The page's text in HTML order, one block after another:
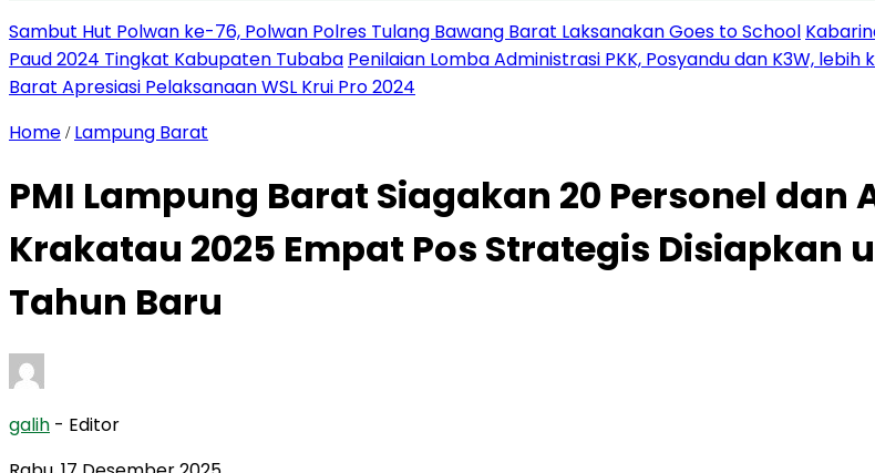
Sambut Hut Polwan ke-76, Polwan Polres Tulang Bawang Barat Laksanakan Goes to School
Paud 2024 Tingkat Kabupaten Tubaba Penilaian Lomba Administrasi PKK, Posyandu dan K3W,
Barat Apresiasi Pelaksanaan WSL Krui Pro 2024
Home / Lampung Barat
PMI Lampung Barat Siagakan 20 Personel
Krakatau 2025 Empat Pos Strategis
Tahun Baru
galih - Editor